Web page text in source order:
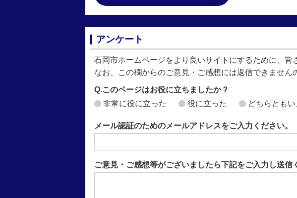
アンケート
石岡市ホームページをより良いサイトにするために、
なお、この欄からのご意見・ご感想には返信できません
Q.このページはお役に立ちましたか？
非常に役に立った
役に立った どちらとも
メール認証のためのメールアドレスをご入力ください。
ご意見・ご感想等がございましたら下記をご入力し送信